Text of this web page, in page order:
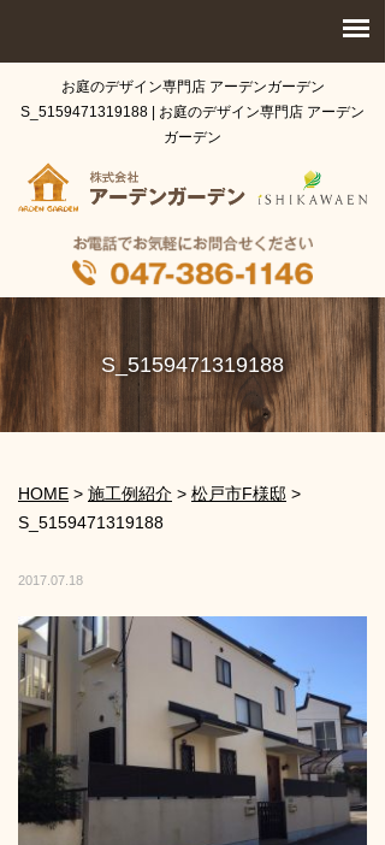
お庭のデザイン専門店 アーデンガーデン
S_5159471319188 | お庭のデザイン専門店 アーデン
ガーデン
S_5159471319188
HOME > 施工例紹介 > 松戸市F様邸 >
S_5159471319188
2017.07.18